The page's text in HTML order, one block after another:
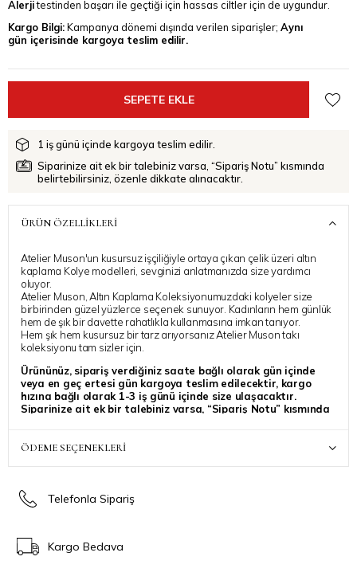
Alerjitestinden başarı ile geçtiği için hassas ciltler için de uygundur.
Kargo Bilgi:Kampanya dönemi dışında verilen siparişler; Aynı
gün içerisinde kargoya teslim edilir.
1 iş günü içinde kargoya teslim edilir.
Siparinize ait ek bir talebiniz varsa, “Sipariş Notu” kısmında
belirtebilirsiniz, özenle dikkate alınacaktır.
ÜRÜN ÖZELLIKLERI
Atelier Muson'un kusursuz işçiliğiyle ortaya çıkan çelik üzeri altın
kaplama Kolye modelleri, sevginizi anlatmanızda size yardımcı
oluyor.
Atelier Muson, Altın Kaplama Koleksiyonumuzdaki kolyeler size
birbirinden güzel yüzlerce seçenek sunuyor. Kadınların hem günlük
hem de şık bir davette rahatlıkla kullanmasına imkan tanıyor.
Hem şık hem kusursuz bir tarz arıyorsanız Atelier Muson takı
koleksiyonu tam sizler için.
Ürününüz, sipariş verdiğiniz saate bağlı olarak gün içinde
veya en geç ertesi gün kargoya teslim edilecektir, kargo
hızına bağlı olarak 1-3 iş günü içinde size ulaşacaktır.
Siparinize ait ek bir talebiniz varsa, “Sipariş Notu” kısmında
ÖDEME SEÇENEKLERI
Telefonla Sipariş
Kargo Bedava